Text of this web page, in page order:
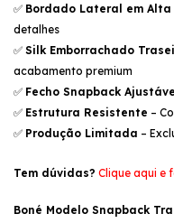
✅ Bordado Lateral em Alta
detalhes
✅ Silk Emborrachado
acabamento premium
✅ Fecho Snapback
✅ Estrutura Resistente –
✅ Produção Limitada –
Tem dúvidas? Clique aqui e
Boné Modelo Snapback